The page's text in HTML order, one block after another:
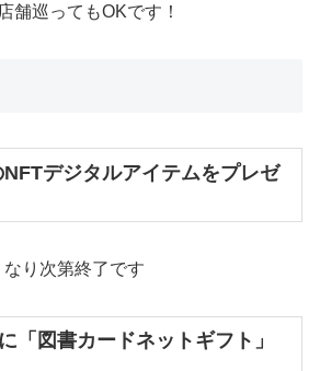
舗巡ってもOKです！
デジタルアイテムをプレゼ
り次第終了です
「図書カードネットギフト」